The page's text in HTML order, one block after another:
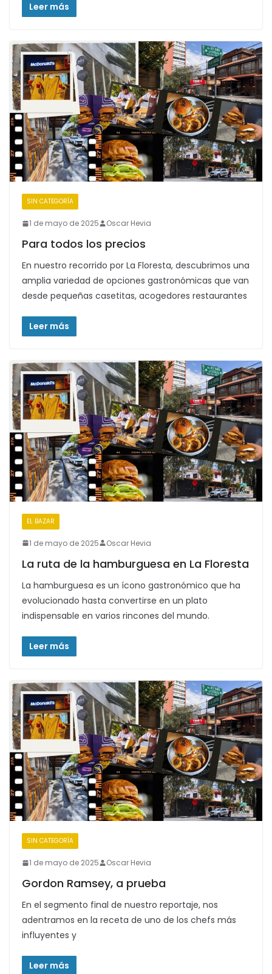
Leer más
SIN CATEGORÍA
1 de mayo de 2025 Oscar Hevia
Para todos los precios
En nuestro recorrido por La Floresta, descubrimos una
amplia variedad de opciones gastronómicas que van
desde pequeñas casetitas, acogedores restaurantes
Leer más
EL BAZAR
1 de mayo de 2025 Oscar Hevia
La ruta de la hamburguesa en La Floresta
La hamburguesa es un ícono gastronómico que ha
evolucionado hasta convertirse en un plato
indispensable en varios rincones del mundo.
Leer más
SIN CATEGORÍA
1 de mayo de 2025 Oscar Hevia
Gordon Ramsey, a prueba
En el segmento final de nuestro reportaje, nos
adentramos en la receta de uno de los chefs más
influyentes y
Leer más